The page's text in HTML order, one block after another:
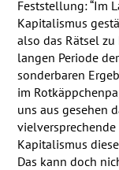
Feststellung: “Im
Kapitalismus
also das Rätsel
langen Periode
sonderbaren
im
uns aus gesehen
Kapitalismus
Das kann doch